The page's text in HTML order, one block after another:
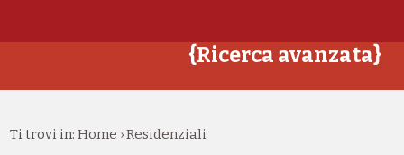
{Ricerca avanzata}
Ti trovi in: Home ›Residenziali